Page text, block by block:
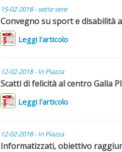
15-02-2018 - sette sere
Convegno su sport e disabilità
Leggi l'articolo
12-02-2018 - In Piazza
Scatti di felicità al centro Galla
Leggi l'articolo
12-02-2018 - In Piazza
Informatizzati, obiettivo